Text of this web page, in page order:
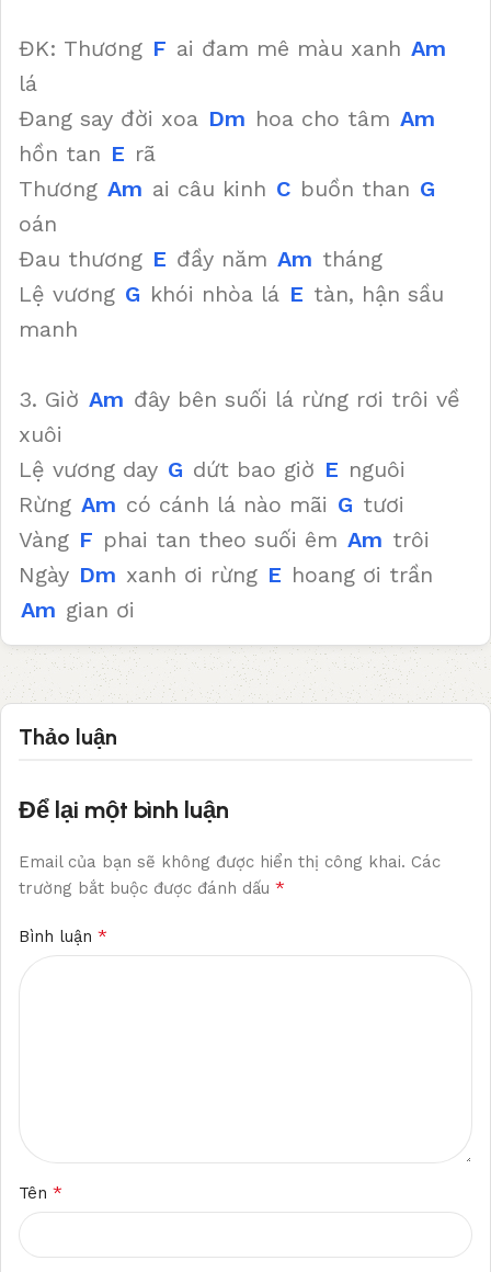
ĐK: Thương F ai đam mê màu xanh Am
lá
Đang say đời xoa Dm hoa cho tâm Am
hồn tan E rã
Thương Am ai câu kinh C buồn than G
oán
Đau thương E đầy năm Am tháng
Lệ vương G khói nhòa lá E tàn, hận sầu
manh
3. Giờ Am đây bên suối lá rừng rơi trôi về
xuôi
Lệ vương day G dứt bao giờ E nguôi
Rừng Am có cánh lá nào mãi G tươi
Vàng F phai tan theo suối êm Am trôi
Ngày Dm xanh ơi rừng E hoang ơi trần
Am gian ơi
Thảo luận
Để lại một bình luận
Email của bạn sẽ không được hiển thị công khai. Các
trường bắt buộc được đánh dấu *
Bình luận *
Tên *